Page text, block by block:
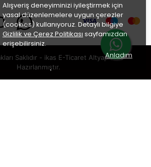
Alışveriş deneyiminizi iyileştirmek için
yasal düzenlemelere uygun çerezler
(cookies) kullanıyoruz. Detaylı bilgiye
Gizlilik ve Çerez Politikası sayfamızdan
erişebilirsiniz.
Anladım
Saklıdır - ikas E-Ticaret Altyapısı ile
Hazırlanmıştır.